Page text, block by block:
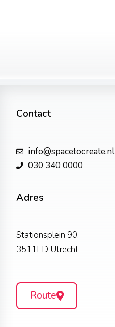
Contact
info@spacetocreate.nl
030 340 0000
Adres
Stationsplein 90,
3511ED Utrecht
Route